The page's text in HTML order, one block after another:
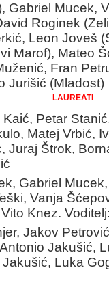
Gabriel Mucek,
Roginek
Leon Joveš
Marof), Mateo
Fran
Jurišić (Mladost)
LAUREATI
Petar
Matej Vrbić,
Juraj Štrok,
Gabriel
Vanja
Knez.
Jakov
Jakušić,
Luka